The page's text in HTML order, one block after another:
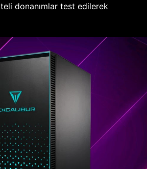
donanımlar test edilerek